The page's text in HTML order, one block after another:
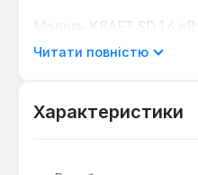
Модель KRAFT SD 1.6
потужності: 800 Вт для
підтримує задану
Читати повністю
Характеристики